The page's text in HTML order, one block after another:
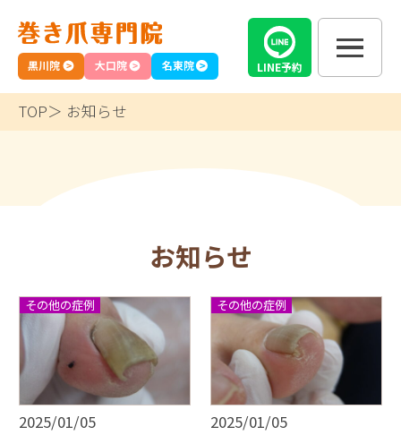
名東院
黒川院 大口院 LINE予約
TOP お知らせ
お知らせ
その他の症例
2025/01/05
その他の症例
2025/01/05